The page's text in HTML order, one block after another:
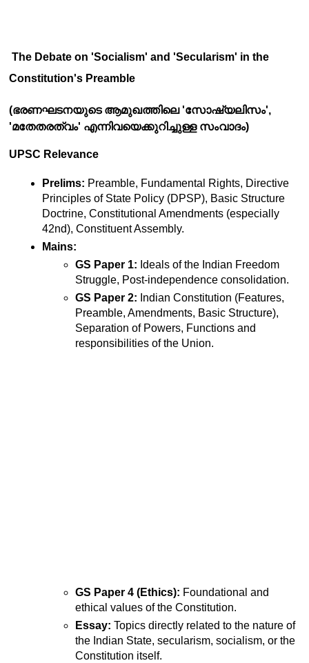
The Debate on 'Socialism' and 'Secularism' in the
Constitution's Preamble
(ഭരണഘടനയുടെ ആമുഖത്തിലെ 'സോഷ്യലിസം',
'മതേതരത്വം' എന്നിവയെക്കുറിച്ചുള്ള സംവാദം)
UPSC Relevance
Prelims: Preamble, Fundamental Rights, Directive
Principles of State Policy (DPSP), Basic Structure
Doctrine, Constitutional Amendments (especially
42nd), Constituent Assembly.
Mains:
GS Paper 1: Ideals of the Indian Freedom
Struggle, Post-independence consolidation.
GS Paper 2: Indian Constitution (Features,
Preamble, Amendments, Basic Structure),
Separation of Powers, Functions and
responsibilities of the Union.
GS Paper 4 (Ethics): Foundational and
ethical values of the Constitution.
Essay: Topics directly related to the nature of
the Indian State, secularism, socialism, or the
Constitution itself.